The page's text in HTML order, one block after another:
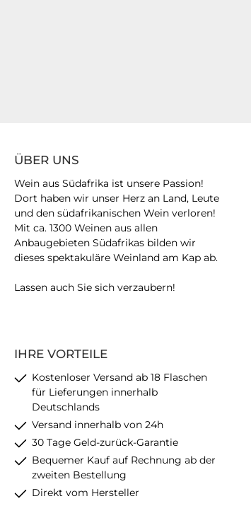
IHRE VORTEILE
Kostenloser Versand ab 18 Flaschen
für Lieferungen innerhalb
Deutschlands
Versand innerhalb von 24h
30 Tage Geld-zurück-Garantie
Bequemer Kauf auf Rechnung ab der
zweiten Bestellung
Direkt vom Hersteller
ÜBER UNS
Wein aus Südafrika ist unsere Passion!
Dort haben wir unser Herz an Land, Leute
und den südafrikanischen Wein verloren!
Mit ca. 1300 Weinen aus allen
Anbaugebieten Südafrikas bilden wir
dieses spektakuläre Weinland am Kap ab.
Lassen auch Sie sich verzaubern!